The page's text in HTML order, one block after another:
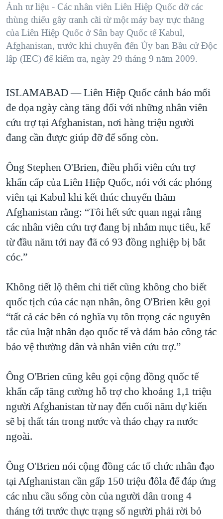
SỨC KHOẺ
VĂN HOÁ
THỂ THAO
GIÁO DỤC
TRỊNH VĨNH BÌNH - NGƯỜI HẠ 'BÊN THẮNG CUỘC'
GROUND ZERO – XƯA VÀ NAY
CHI PHÍ CHIẾN TRANH AFGHANISTAN
THƯỢNG ĐỈNH TRUMP-KIM TẠI VIỆT NAM
TRỊNH VĨNH BÌNH VS. CHÍNH PHỦ VIỆT NAM
NGƯ DÂN VIỆT VÀ LÀN SÓNG TRỘM HẢI SÂM
BÊN KIA QUỐC LỘ: TIẾNG VỌNG TỪ NÔNG THÔN MỸ
QUAN HỆ VIỆT MỸ
Ngôn ngữ khác
Ảnh tư liệu - Các nhân viên Liên Hiệp Quốc dỡ các
thùng thiếu gây tranh cãi từ một máy bay trực thăng
của Liên Hiệp Quốc ở Sân bay Quốc tế Kabul,
Afghanistan, trước khi chuyển đến Ủy ban Bầu cử Độc
lập (IEC) để kiểm tra, ngày 29 tháng 9 năm 2009.
ISLAMABAD —Liên Hiệp Quốc cảnh báo mối
đe dọa ngày càng tăng đối với những nhân viên
cứu trợ tại Afghanistan, nơi hàng triệu người
đang cần được giúp đỡ để sống còn.
Ông Stephen O'Brien, điều phối viên cứu trợ
khẩn cấp của Liên Hiệp Quốc, nói với các phóng
viên tại Kabul khi kết thúc chuyến thăm
Afghanistan rằng: “Tôi hết sức quan ngại rằng
các nhân viên cứu trợ đang bị nhắm mục tiêu, kể
từ đầu năm tới nay đã có 93 đồng nghiệp bị bắt
cóc.”
Không tiết lộ thêm chi tiết cũng không cho biết
quốc tịch của các nạn nhân, ông O'Brien kêu gọi
“tất cả các bên có nghĩa vụ tôn trọng các nguyên
tắc của luật nhân đạo quốc tế và đảm bảo công tác
bảo vệ thường dân và nhân viên cứu trợ.”
Ông O'Brien cũng kêu gọi cộng đồng quốc tế
khẩn cấp tăng cường hỗ trợ cho khoảng 1,1 triệu
người Afghanistan từ nay đến cuối năm dự kiến
sẽ bị thất tán trong nước và tháo chạy ra nước
ngoài.
Ông O'Brien nói cộng đồng các tổ chức nhân đạo
tại Afghanistan cần gấp 150 triệu đôla để đáp ứng
các nhu cầu sống còn của người dân trong 4
tháng tới trước thực trạng số người phải rời bỏ